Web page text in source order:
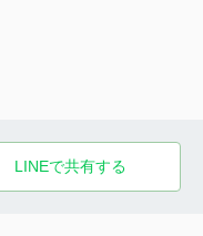
LINEで共有する